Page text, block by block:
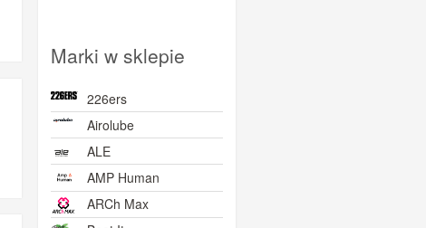
Marki w sklepie
226ers
Airolube
ALE
AMP Human
ARCh Max